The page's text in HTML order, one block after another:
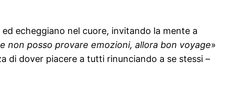
ed echeggiano nel cuore, invitando la mente a
non posso provare emozioni, allora bon voyage»
di dover piacere a tutti rinunciando a se stessi –